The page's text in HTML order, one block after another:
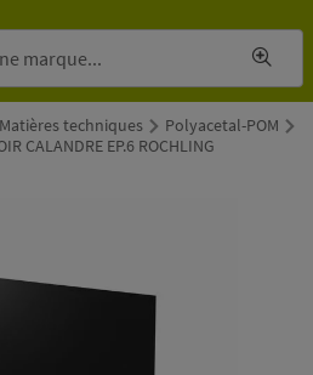
Matières techniques
Polyacetal-POM
CALANDRE EP.6 ROCHLING